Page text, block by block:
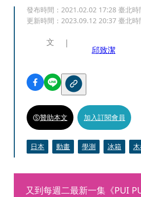
發布時間： 2021.02.02 17:28 臺北時
更新時間： 2023.09.12 20:37 臺北時
文
邱致潔
贊助本文 加入訂閱會員
日本 動畫 學測 冰箱
又到每週二最新一集《PUI